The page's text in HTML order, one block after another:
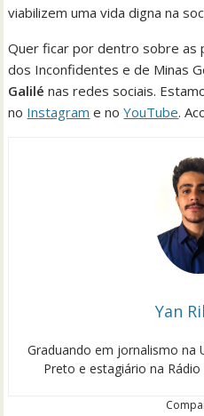
viabilizem uma vida digna na
Quer ficar por dentro sobre as
dos Inconfidentes e de Minas
Galilé nas redes sociais.
no Instagram e noYouTube.
Yan
Graduando em jornalismo na
Preto e estagiário na Rádio